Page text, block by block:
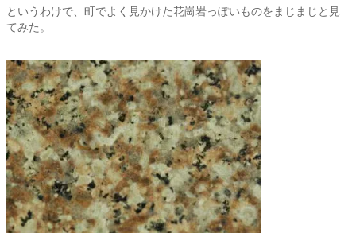
というわけで、町でよく見かけた花崗岩っぽいものをまじまじと見
てみた。